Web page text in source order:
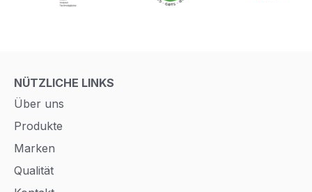
NÜTZLICHE LINKS
Über uns
Produkte
Marken
Qualität